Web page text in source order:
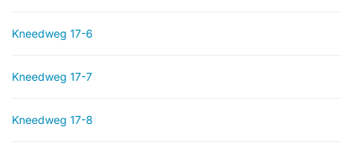
Kneedweg 17-6
Kneedweg 17-7
Kneedweg 17-8